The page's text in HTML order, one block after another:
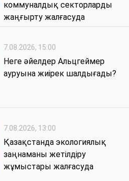
коммуналдық секторларды
жаңғырту жалғасуда
7.08.2026, 15:00
Неге әйелдер Альцгеймер
ауруына жиірек шалдығады?
7.08.2026, 13:00
Қазақстанда экологиялық
заңнаманы жетілдіру
жұмыстары жалғасуда